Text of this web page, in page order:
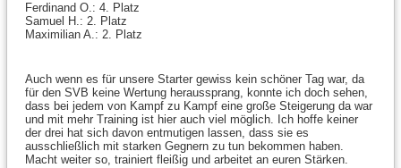
Ferdinand O.: 4. Platz
Samuel H.: 2. Platz
Maximilian A.: 2. Platz
Auch wenn es für unsere Starter gewiss kein schöner Tag war, da
für den SVB keine Wertung heraussprang, konnte ich doch sehen,
dass bei jedem von Kampf zu Kampf eine große Steigerung da war
und mit mehr Training ist hier auch viel möglich. Ich hoffe keiner
der drei hat sich davon entmutigen lassen, dass sie es
ausschließlich mit starken Gegnern zu tun bekommen haben.
Macht weiter so, trainiert fleißig und arbeitet an euren Stärken.